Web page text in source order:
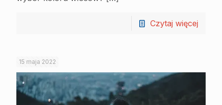
Czytaj więcej
15 maja 2022